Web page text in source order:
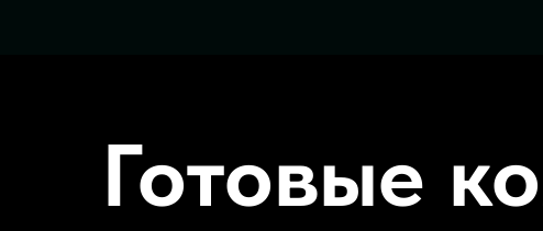
Готовые